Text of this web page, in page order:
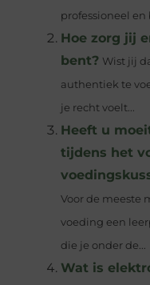
professioneel en
Hoe zorg jij
bent? Wist jij
authentiek te
je recht voelt...
Heeft u
tijdens het
Voor de meeste
voeding een
die je onder de...
Wat is